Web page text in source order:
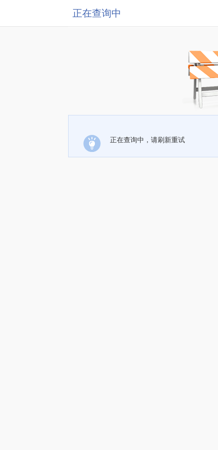
正在查询中
正在查询中，请刷新重试